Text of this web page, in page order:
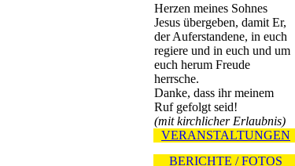
Herzen meines Sohnes
Jesus übergeben, damit Er,
der Auferstandene, in euch
regiere und in euch und um
euch herum Freude
herrsche.
Danke, dass ihr meinem
Ruf gefolgt seid!
(mit kirchlicher Erlaubnis)
VERANSTALTUNGEN
BERICHTE / FOTOS